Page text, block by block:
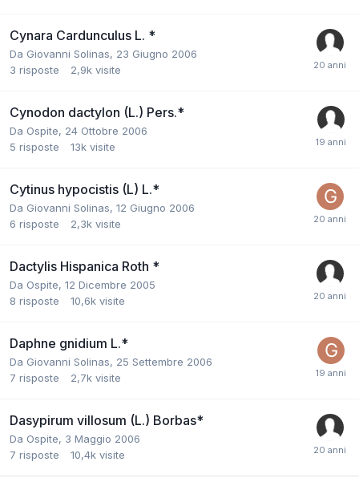
Cynara Cardunculus L. *
Da Giovanni Solinas, 23 Giugno 2006
3 risposte 2,9k visite
Cynodon dactylon (L.) Pers.*
Da Ospite, 24 Ottobre 2006
5 risposte 13k visite
Cytinus hypocistis (L) L.*
Da Giovanni Solinas, 12 Giugno 2006
6 risposte 2,3k visite
Dactylis Hispanica Roth *
Da Ospite, 12 Dicembre 2005
8 risposte 10,6k visite
Daphne gnidium L.*
Da Giovanni Solinas, 25 Settembre 2006
7 risposte 2,7k visite
Dasypirum villosum (L.) Borbas*
Da Ospite, 3 Maggio 2006
7 risposte 10,4k visite